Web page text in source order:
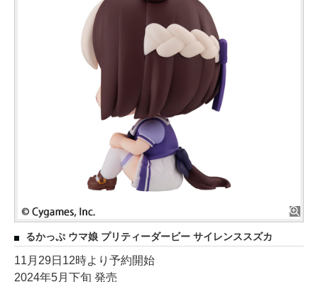
るかっぷ ウマ娘 プリティーダービー サイレンススズカ
11月29日12時より予約開始
2024年5月下旬 発売